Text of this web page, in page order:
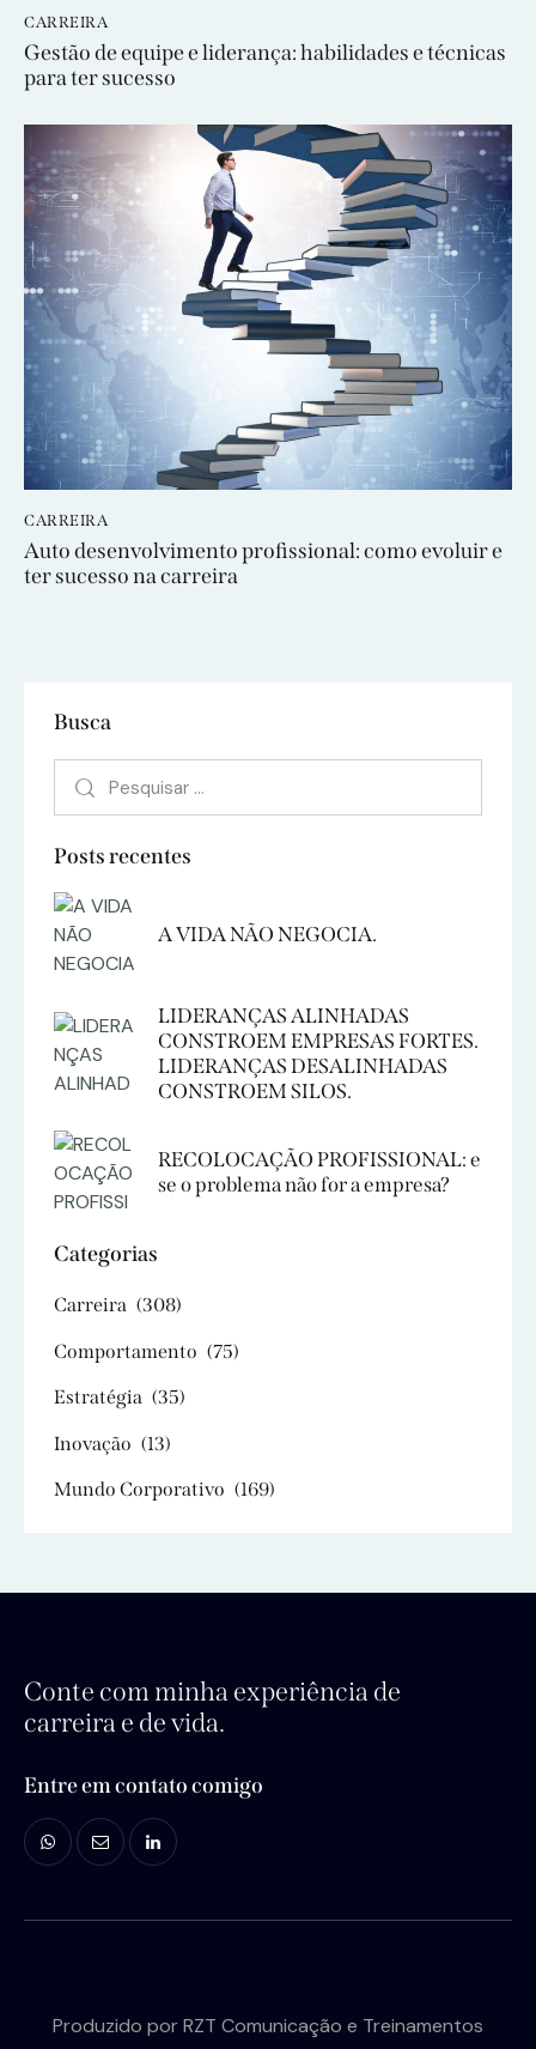
CARREIRA
Gestão de equipe e liderança: habilidades e técnicas
para ter sucesso
CARREIRA
Auto desenvolvimento profissional: como evoluir e
ter sucesso na carreira
Busca
Posts recentes
A VIDA NÃO NEGOCIA.
LIDERANÇAS ALINHADAS
CONSTROEM EMPRESAS FORTES.
LIDERANÇAS DESALINHADAS
CONSTROEM SILOS.
RECOLOCAÇÃO PROFISSIONAL: e
se o problema não for a empresa?
Categorias
Carreira (308)
Comportamento (75)
Estratégia (35)
Inovação (13)
Mundo Corporativo (169)
Conte com minha experiência de
carreira e de vida.
Entre em contato comigo
Produzido porRZT Comunicação e Treinamentos